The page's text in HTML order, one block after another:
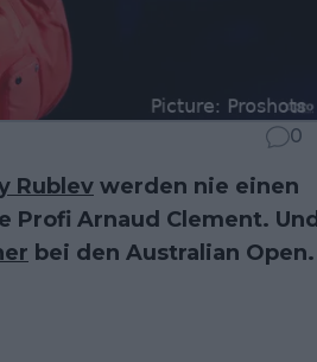
0
Rublev werden nie einen
Arnaud Clement. Und
bei den Australian Open.